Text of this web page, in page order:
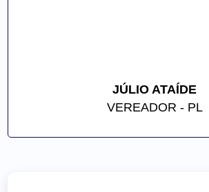
JÚLIO ATAÍDE
VEREADOR - PL